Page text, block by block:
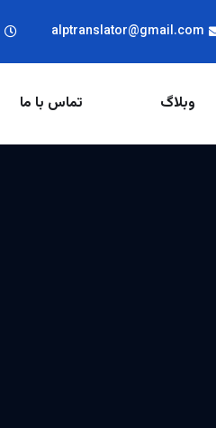
alptranslator@gmail.com
وبلاگ تماس با ما